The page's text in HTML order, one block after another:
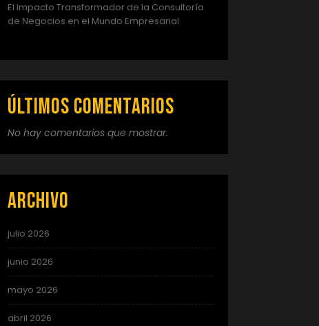
El Impacto Transformador de la Consultoría
de Negocios en el Mundo Empresarial
Últimos comentarios
No hay comentarios que mostrar.
Archivo
julio 2026
junio 2026
mayo 2026
abril 2026